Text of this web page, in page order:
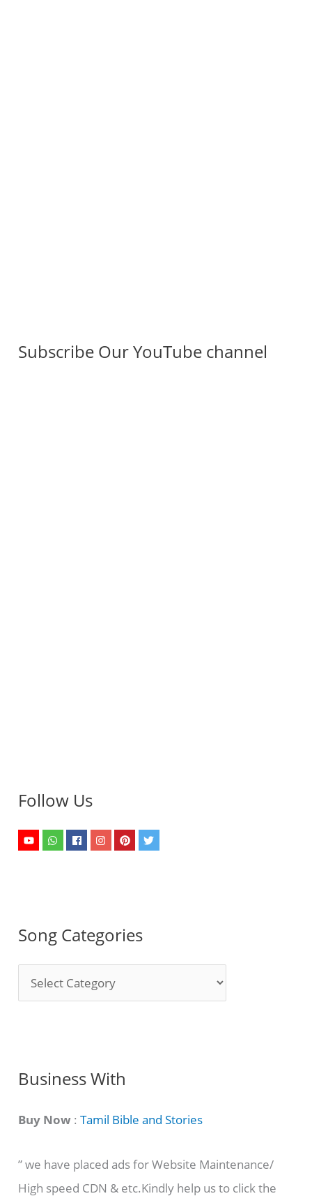
Subscribe Our YouTube channel
Follow Us
Song Categories
o
C
t
g
o
Business With
Buy Now :Tamil Bible and Stories
” we have placed ads for Website Maintenance/
High speed CDN & etc.Kindly help us to click the